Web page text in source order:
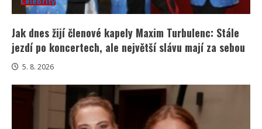
Jak dnes žijí členové kapely Maxim Turbulenc: Stále
jezdí po koncertech, ale největší slávu mají za sebou
5. 8. 2026